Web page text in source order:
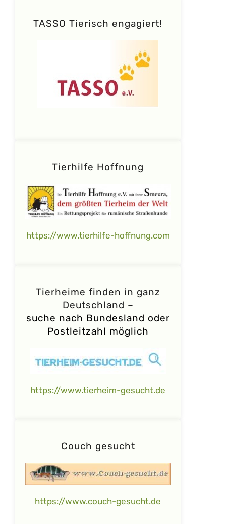
TASSO Tierisch engagiert!
Tierhilfe Hoffnung
https://www.tierhilfe-hoffnung.com
Tierheime finden in ganz
Deutschland –
suche nach Bundesland oder
Postleitzahl möglich
https://www.tierheim-gesucht.de
Couch gesucht
https://www.couch-gesucht.de